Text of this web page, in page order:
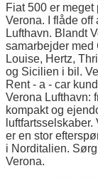
Fiat 500 er
Verona. I flåde
Lufthavn. Blandt
samarbejder med
Louise, Hertz,
og Sicilien i bil.
Rent - a - car
Verona Lufthavn:
kompakt og
er en stor
i Norditalien.
Verona.